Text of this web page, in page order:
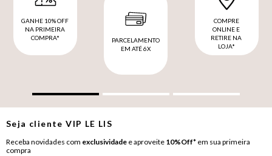
GANHE 10% OFF
NA PRIMEIRA
COMPRA*
PARCELAMENTO
EM ATÉ 6X
COMPRE
ONLINE E
RETIRE NA
LOJA*
Seja clienteVIP LE LIS
Receba novidades com exclusividade e aproveite 10%Off* em sua primeira
compra